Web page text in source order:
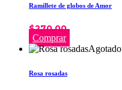
Ramillete de globos de Amor
$270.00
Comprar
Agotado
Rosa rosadas